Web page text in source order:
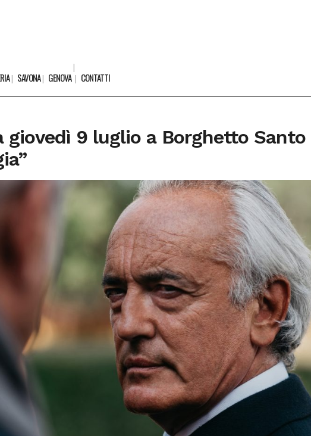
SAVONA GENOVA CONTATTI
giovedì 9 luglio a Borghetto